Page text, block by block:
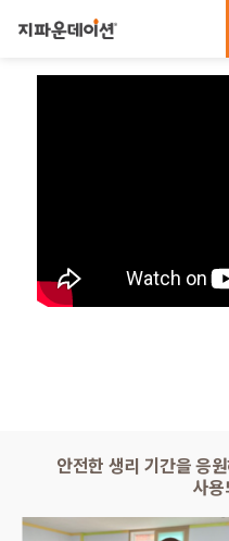
안전한 생리 기간을 응
사